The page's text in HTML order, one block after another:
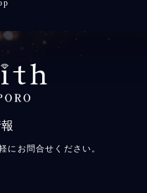
にお問合せください。